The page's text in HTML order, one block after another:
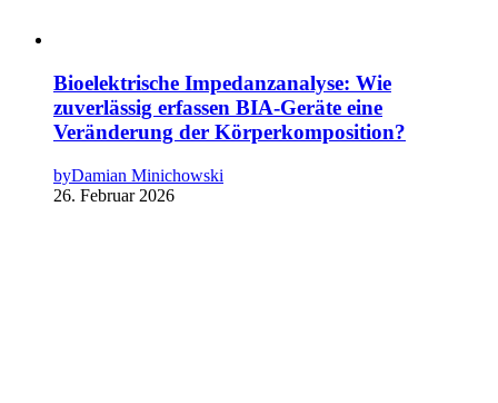
Bioelektrische Impedanzanalyse: Wie
zuverlässig erfassen BIA-Geräte eine
Veränderung der Körperkomposition?
byDamian Minichowski
26. Februar 2026